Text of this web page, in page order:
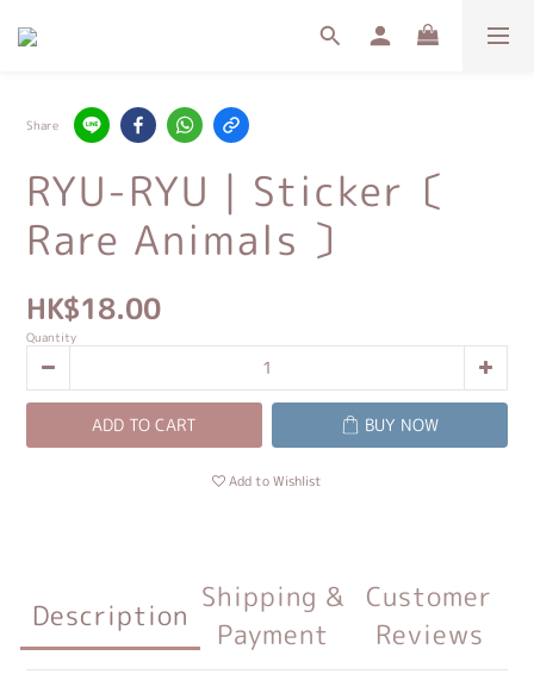
Share
RYU-RYU｜Sticker〔
Rare Animals 〕
HK$18.00
Quantity
ADD TO CART BUY NOW
Add to Wishlist
Description
Shipping &
Payment
Customer
Reviews